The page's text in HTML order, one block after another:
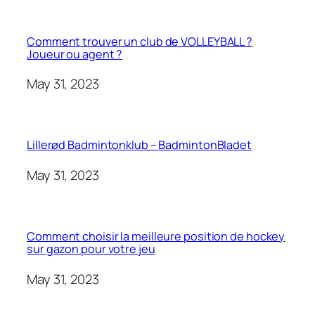
Comment trouver un club de VOLLEYBALL ?
Joueur ou agent ?
May 31, 2023
Lillerød Badmintonklub – BadmintonBladet
May 31, 2023
Comment choisir la meilleure position de hockey
sur gazon pour votre jeu
May 31, 2023